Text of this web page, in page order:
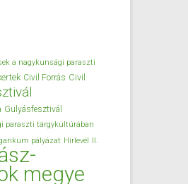
a nagykunsági paraszti
Civil Forrás Civil
Gulyásfesztivál
paraszti tárgykultúrában
pályázat Hírlevél II.
megye